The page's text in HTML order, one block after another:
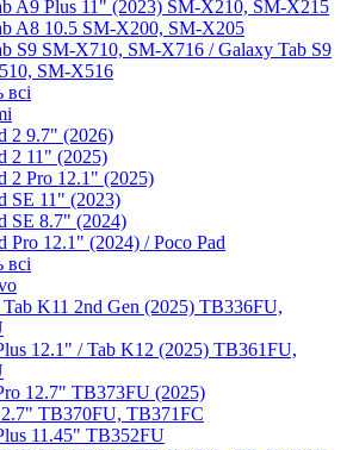
A9 Plus 11" (2023) SM-X210, SM-X215
A8 10.5 SM-X200, SM-X205
S9 SM-X710, SM-X716 / Galaxy Tab S9
SM-X516
2 9.7" (2026)
2 11" (2025)
2 Pro 12.1" (2025)
SE 11" (2023)
SE 8.7" (2024)
Pro 12.1" (2024) / Poco Pad
Tab K11 2nd Gen (2025) TB336FU,
12.1" / Tab K12 (2025) TB361FU,
12.7" TB373FU (2025)
TB370FU, TB371FC
11.45" TB352FU